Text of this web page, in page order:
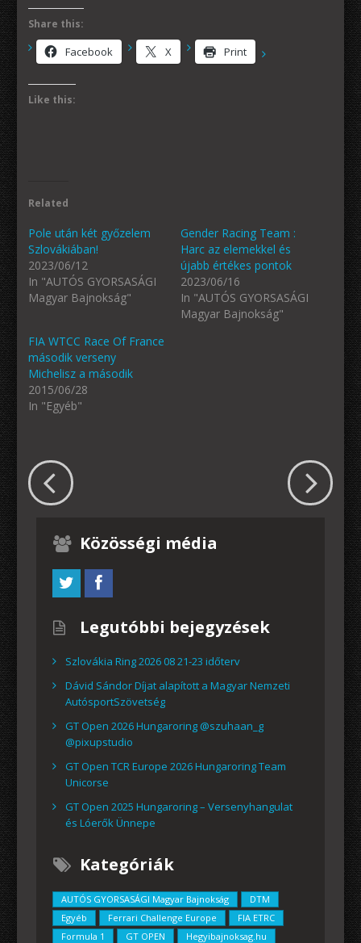
Share this:
Facebook X Print
Like this:
Related
Pole után két győzelem
Szlovákiában!
2023/06/12
In "AUTÓS GYORSASÁGI
Magyar Bajnokság"
Gender Racing Team :
Harc az elemekkel és
újabb értékes pontok
2023/06/16
In "AUTÓS GYORSASÁGI
Magyar Bajnokság"
FIA WTCC Race Of France
második verseny
Michelisz a második
2015/06/28
In "Egyéb"
Közösségi média
Legutóbbi bejegyzések
Szlovákia Ring 2026 08 21-23 időterv
Dávid Sándor Díjat alapított a Magyar Nemzeti
AutósportSzövetség
GT Open 2026 Hungaroring @szuhaan_g
@pixupstudio
GT Open TCR Europe 2026 Hungaroring Team
Unicorse
GT Open 2025 Hungaroring – Versenyhangulat
és Lóerők Ünnepe
Kategóriák
AUTÓS GYORSASÁGI Magyar Bajnokság
DTM
Egyéb
Ferrari Challenge Europe
FIA ETRC
Formula 1
GT OPEN Hegyibajnoksag.hu